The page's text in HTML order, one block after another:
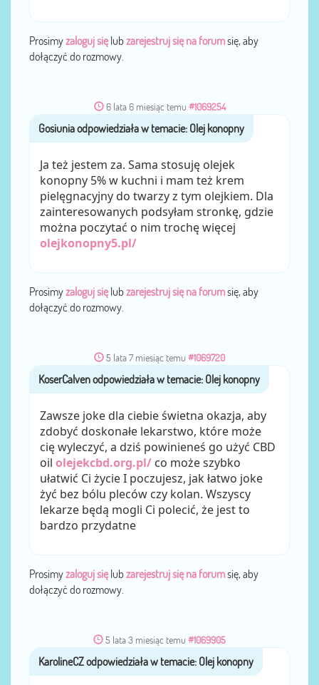
Prosimyzaloguj sięlub zarejestruj się na forumsię, aby
dołączyć do rozmowy.
6 lata 6 miesiąc temu #1069254
przezGosiunia
Ja też jestem za. Sama stosuję olejek
konopny 5% w kuchni i mam też krem
pielęgnacyjny do twarzy z tym olejkiem. Dla
zainteresowanych podsyłam stronkę, gdzie
można poczytać o nim trochę więcej
olejkonopny5.pl/
Prosimyzaloguj sięlub zarejestruj się na forumsię, aby
dołączyć do rozmowy.
5 lata 7 miesiąc temu #1069720
przezKoserCalven
Zawsze joke dla ciebie świetna okazja, aby
zdobyć doskonałe lekarstwo, które może
cię wyleczyć, a dziś powinieneś go użyć CBD
oil olejekcbd.org.pl/ co może szybko
ułatwić Ci życie I poczujesz, jak łatwo joke
żyć bez bólu pleców czy kolan. Wszyscy
lekarze będą mogli Ci polecić, że jest to
bardzo przydatne
Prosimyzaloguj sięlub zarejestruj się na forumsię, aby
dołączyć do rozmowy.
5 lata 3 miesiąc temu #1069905
przezKarolineCZ